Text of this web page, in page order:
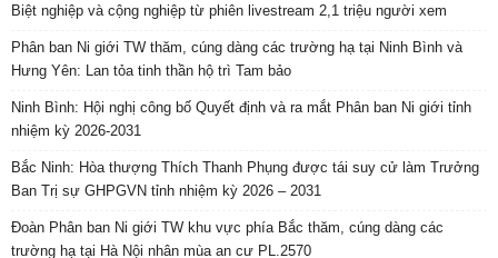
Biệt nghiệp và cộng nghiệp từ phiên livestream 2,1 triệu người xem
Phân ban Ni giới TW thăm, cúng dàng các trường hạ tại Ninh Bình và
Hưng Yên: Lan tỏa tinh thần hộ trì Tam bảo
Ninh Bình: Hội nghị công bố Quyết định và ra mắt Phân ban Ni giới tỉnh
nhiệm kỳ 2026-2031
Bắc Ninh: Hòa thượng Thích Thanh Phụng được tái suy cử làm Trưởng
Ban Trị sự GHPGVN tỉnh nhiệm kỳ 2026 – 2031
Đoàn Phân ban Ni giới TW khu vực phía Bắc thăm, cúng dàng các
trường hạ tại Hà Nội nhân mùa an cư PL.2570